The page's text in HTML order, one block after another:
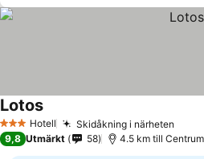
3 StjärnorHotell Skidåkning i närheten
Lotos
9,8 Utmärkt 58 4.5 km till Centrum